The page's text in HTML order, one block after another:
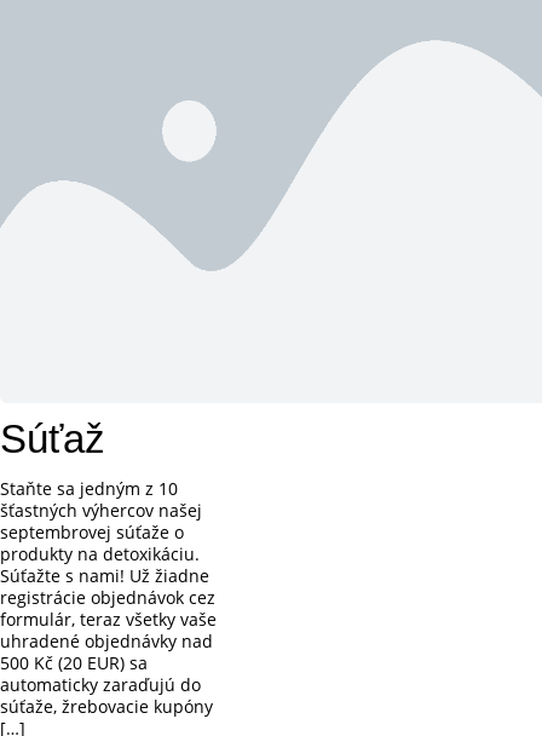
Súťaž
Staňte sa jedným z 10
šťastných výhercov našej
septembrovej súťaže o
produkty na detoxikáciu.
Súťažte s nami! Už žiadne
registrácie objednávok cez
formulár, teraz všetky vaše
uhradené objednávky nad
500 Kč (20 EUR) sa
automaticky zaraďujú do
súťaže, žrebovacie kupóny
[…]